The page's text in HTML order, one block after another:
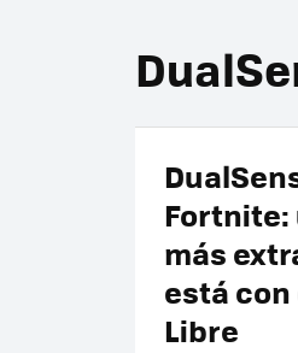
Fortnite:
más
está
Libre